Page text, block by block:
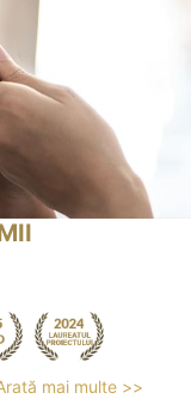
mai multe >>